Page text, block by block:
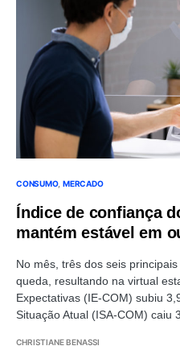
CONSUMO MERCADO
Índice de confiança
mantém estável em
No mês, três dos seis
queda, resultando na virtual
Expectativas (IE-COM) subiu
Situação Atual (ISA-COM) caiu
CHRISTIANE BENASSI